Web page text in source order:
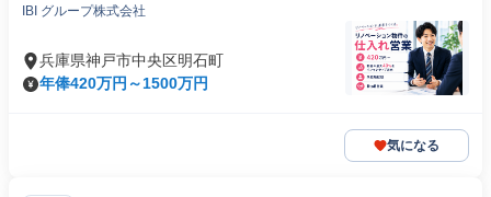
IBI グループ株式会社
兵庫県神戸市中央区明石町
年俸420万円～1500万円
気になる